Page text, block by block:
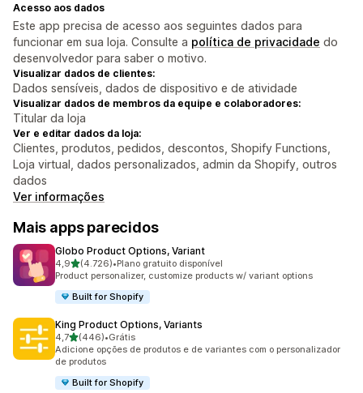
Acesso aos dados
Este app precisa de acesso aos seguintes dados para
funcionar em sua loja. Consulte a política de privacidade do
desenvolvedor para saber o motivo.
Visualizar dados de clientes:
Dados sensíveis, dados de dispositivo e de atividade
Visualizar dados de membros da equipe e colaboradores:
Titular da loja
Ver e editar dados da loja:
Clientes, produtos, pedidos, descontos, Shopify Functions,
Loja virtual, dados personalizados, admin da Shopify, outros
dados
Ver informações
Mais apps parecidos
Globo Product Options, Variant
4,9de 5 estrelas
(4.726)
4726 avaliações ao todo
•Plano gratuito disponível
Product personalizer, customize products w/ variant options
Built for Shopify
King Product Options, Variants
4,7de 5 estrelas
(446)
446 avaliações ao todo
•Grátis
Adicione opções de produtos e de variantes com o personalizador
de produtos
Built for Shopify